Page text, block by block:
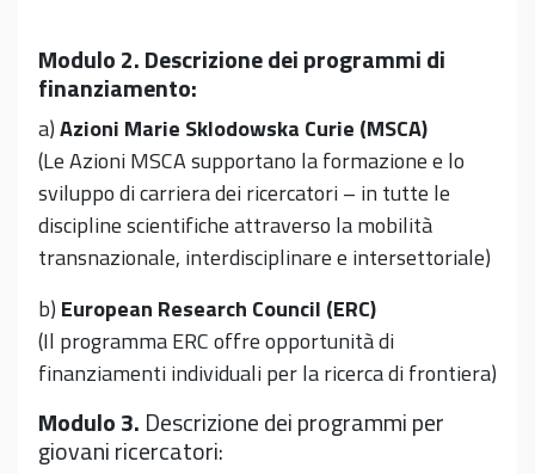
Modulo 2. Descrizione dei programmi di
finanziamento:
a)Azioni Marie Sklodowska Curie (MSCA)
(Le Azioni MSCA supportano la formazione e lo
sviluppo di carriera dei ricercatori – in tutte le
discipline scientifiche attraverso la mobilità
transnazionale, interdisciplinare e intersettoriale)
b) European Research Council (ERC)
(Il programma ERC offre opportunità di
finanziamenti individuali per la ricerca di frontiera)
Modulo 3. Descrizione dei programmi per
giovani ricercatori: